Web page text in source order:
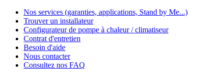
Nos services (garanties, applications, Stand by Me...)
Trouver un installateur
Configurateur de pompe à chaleur / climatiseur
Contrat d'entretien
Besoin d'aide
Nous contacter
Consultez nos FAQ